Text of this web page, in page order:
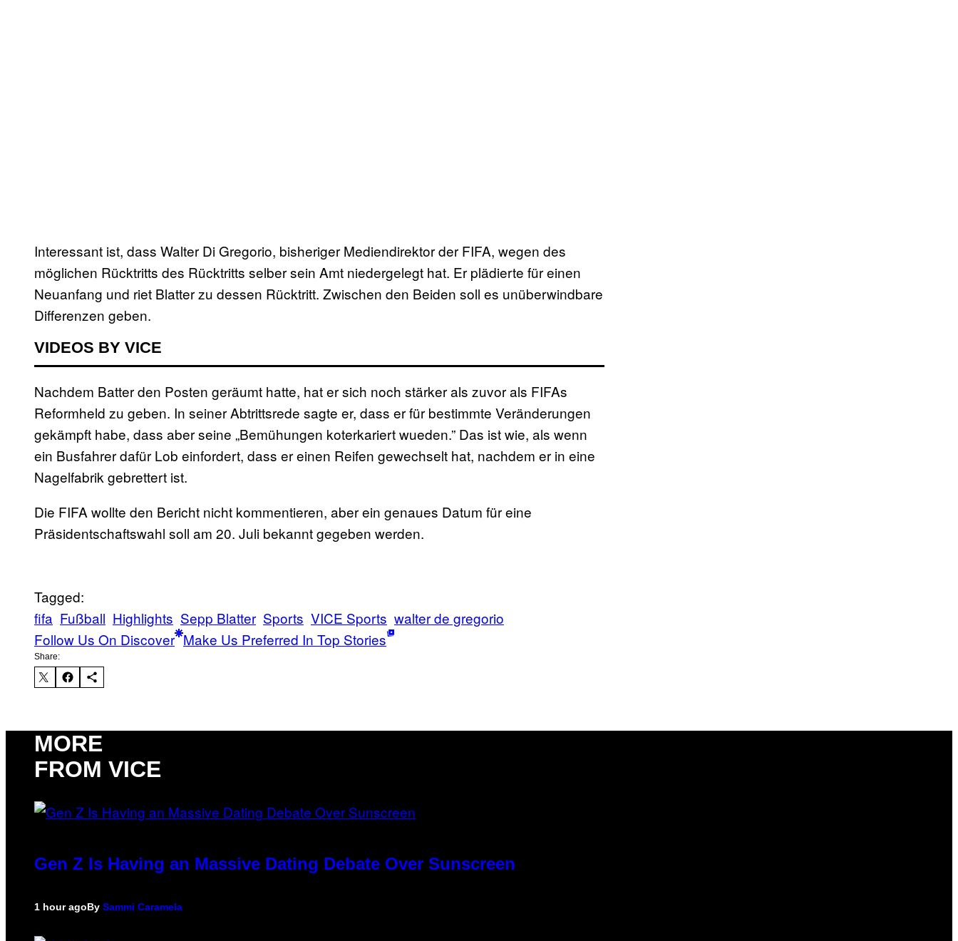
Interessant ist, dass Walter Di Gregorio, bisheriger Mediendirektor der FIFA, wegen des
möglichen Rücktritts des Rücktritts selber sein Amt niedergelegt hat. Er plädierte für einen
Neuanfang und riet Blatter zu dessen Rücktritt. Zwischen den Beiden soll es unüberwindbare
Differenzen geben.
VIDEOS BY VICE
Nachdem Batter den Posten geräumt hatte, hat er sich noch stärker als zuvor als FIFAs
Reformheld zu geben. In seiner Abtrittsrede sagte er, dass er für bestimmte Veränderungen
gekämpft habe, dass aber seine „Bemühungen koterkariert wueden.” Das ist wie, als wenn
ein Busfahrer dafür Lob einfordert, dass er einen Reifen gewechselt hat, nachdem er in eine
Nagelfabrik gebrettert ist.
Die FIFA wollte den Bericht nicht kommentieren, aber ein genaues Datum für eine
Präsidentschaftswahl soll am 20. Juli bekannt gegeben werden.
Tagged:
fifa Fußball Highlights Sepp Blatter Sports VICE Sports walter de gregorio
Follow Us On Discover Make Us Preferred In Top Stories
Share:
MORE
FROM VICE
Gen Z Is Having an Massive Dating Debate Over Sunscreen
1 hour agoBy Sammi Caramela